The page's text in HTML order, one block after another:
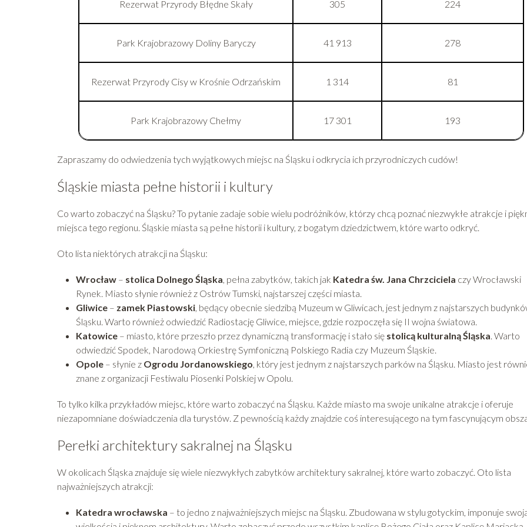
Rezerwat Przyrody Błędne Skały 305 224
Park Krajobrazowy Doliny Baryczy 41 913 278
Rezerwat Przyrody Cisy w Krośnie Odrzańskim 1 314 81
Park Krajobrazowy Chełmy 17 301 193
Zapraszamy do odwiedzenia tych wyjątkowych miejsc na Śląsku i odkrycia ich przyrodniczych cudów!
Śląskie miasta pełne historii i kultury
Co warto zobaczyć na Śląsku? To pytanie zadaje sobie wielu podróżników, którzy chcą poznać niezwykłe atrakcje i
miejsca tego regionu. Śląskie miasta są pełne historii i kultury, z bogatym dziedzictwem, które warto odkryć.
Oto lista niektórych atrakcji na Śląsku:
Wrocław – stolica Dolnego Śląska , pełna zabytków, takich jak Katedra św. Jana Chrzciciela czy Wrocławski
Rynek. Miasto słynie również z Ostrów Tumski, najstarszej części miasta.
Gliwice – zamek Piastowski , będący obecnie siedzibą Muzeum w Gliwicach, jest jednym z najstarszych
Śląsku. Warto również odwiedzić Radiostację Gliwice, miejsce, gdzie rozpoczęła się II wojna światowa.
Katowice – miasto, które przeszło przez dynamiczną transformację i stało się stolicą kulturalną Śląska . Warto
odwiedzić Spodek, Narodową Orkiestrę Symfoniczną Polskiego Radia czy Muzeum Śląskie.
Opole – słynie z Ogrodu Jordanowskiego , który jest jednym z najstarszych parków na Śląsku. Miasto jest
znane z organizacji Festiwalu Piosenki Polskiej w Opolu.
To tylko kilka przykładów miejsc, które warto zobaczyć na Śląsku. Każde miasto ma swoje unikalne atrakcje i oferuje
niezapomniane doświadczenia dla turystów. Z pewnością każdy znajdzie coś interesującego na tym fascynującym
Perełki architektury sakralnej na Śląsku
W okolicach Śląska znajduje się wiele niezwykłych zabytków architektury sakralnej, które warto zobaczyć. Oto lista
najważniejszych atrakcji:
Katedra wrocławska – to jedno z najważniejszych miejsc na Śląsku. Zbudowana w stylu gotyckim, imponuje